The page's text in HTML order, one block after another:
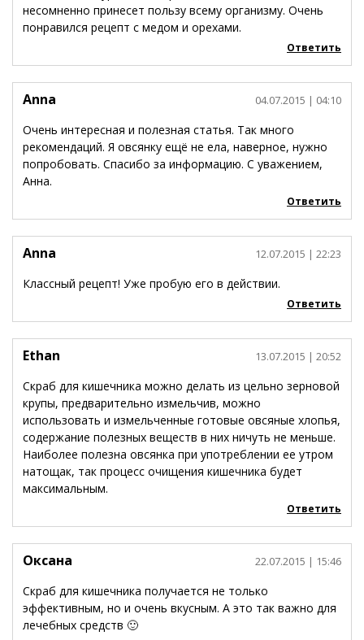
несомненно принесет пользу всему организму. Очень
понравился рецепт с медом и орехами.
Ответить
Anna 04.07.2015 | 04:10
Очень интересная и полезная статья. Так много
рекомендаций. Я овсянку ещё не ела, наверное, нужно
попробовать. Спасибо за информацию. С уважением,
Анна.
Ответить
Anna 12.07.2015 | 22:23
Классный рецепт! Уже пробую его в действии.
Ответить
Ethan 13.07.2015 | 20:52
Скраб для кишечника можно делать из цельно зерновой
крупы, предварительно измельчив, можно
использовать и измельченные готовые овсяные хлопья,
содержание полезных веществ в них ничуть не меньше.
Наиболее полезна овсянка при употреблении ее утром
натощак, так процесс очищения кишечника будет
максимальным.
Ответить
Оксана 22.07.2015 | 15:46
Скраб для кишечника получается не только
эффективным, но и очень вкусным. А это так важно для
лечебных средств 🙂